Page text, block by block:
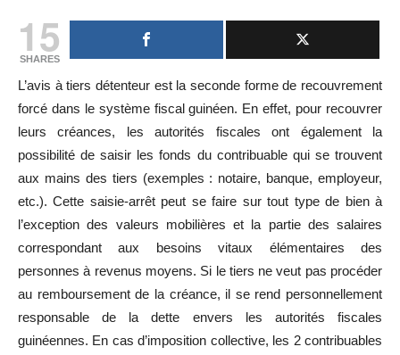
15
SHARES
L’avis à tiers détenteur est la seconde forme de recouvrement
forcé dans le système fiscal guinéen. En effet, pour recouvrer
leurs créances, les autorités fiscales ont également la
possibilité de saisir les fonds du contribuable qui se trouvent
aux mains des tiers (exemples : notaire, banque, employeur,
etc.). Cette saisie-arrêt peut se faire sur tout type de bien à
l’exception des valeurs mobilières et la partie des salaires
correspondant aux besoins vitaux élémentaires des
personnes à revenus moyens. Si le tiers ne veut pas procéder
au remboursement de la créance, il se rend personnellement
responsable de la dette envers les autorités fiscales
guinéennes. En cas d’imposition collective, les 2 contribuables